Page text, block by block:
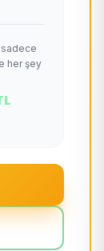
sadece
her şey